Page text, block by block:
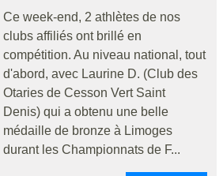
Ce week-end, 2 athlètes de nos
clubs affiliés ont brillé en
compétition. Au niveau national, tout
d'abord, avec Laurine D. (Club des
Otaries de Cesson Vert Saint
Denis) qui a obtenu une belle
médaille de bronze à Limoges
durant les Championnats de F...